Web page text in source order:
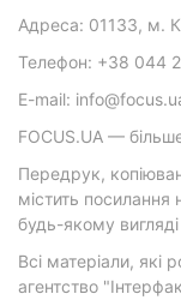
Адреса: 01133, м.
Телефон: +38 044
E-mail:
FOCUS.UA —
Передрук,
містить посилання
будь-якому
Всі матеріали, які
агентство